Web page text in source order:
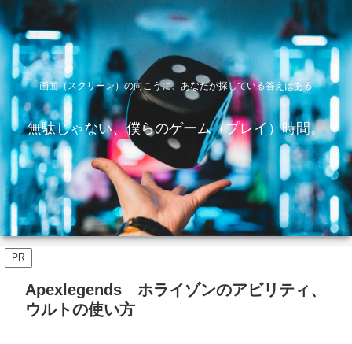
画面（スクリーン）の向こうに、あなたが探している答えはある
無駄じゃない、僕らのゲーム（プレイ）時間。
PR
Apexlegends ホライゾンのアビリティ、
ウルトの使い方